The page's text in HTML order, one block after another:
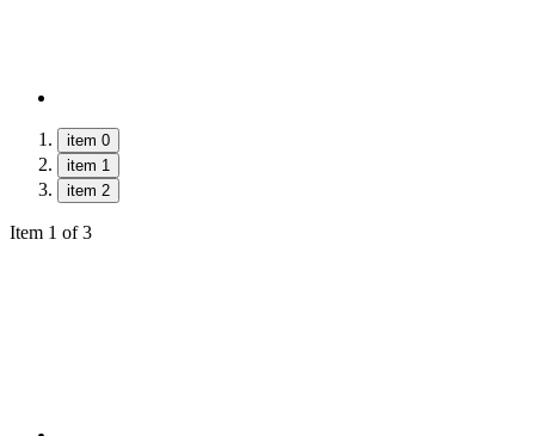
item 0
item 1
item 2
Item 1 of 3